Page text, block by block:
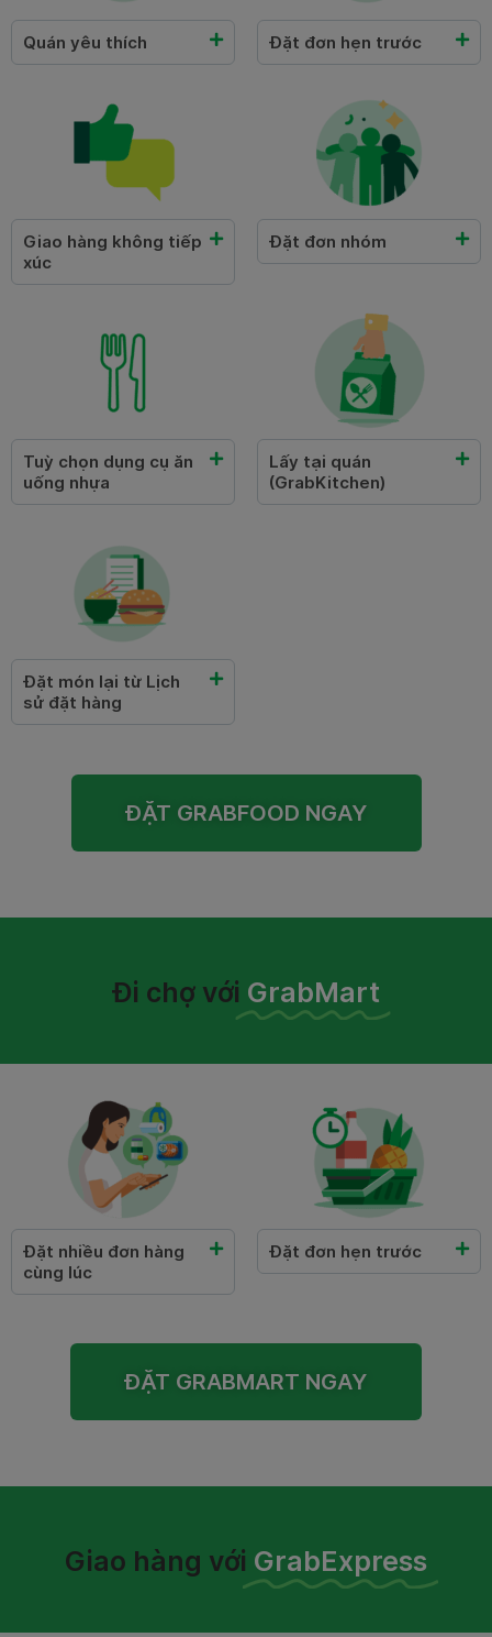
Quán yêu thích Đặt đơn hẹn trước
Giao hàng không tiếp
xúc
Đặt đơn nhóm
Tuỳ chọn dụng cụ ăn
uống nhựa
Lấy tại quán
(GrabKitchen)
Đặt món lại từ Lịch
sử đặt hàng
ĐẶT GRABFOOD NGAY
Đi chợ với GrabMart
Đặt nhiều đơn hàng
cùng lúc
Đặt đơn hẹn trước
ĐẶT GRABMART NGAY
Giao hàng với GrabExpress